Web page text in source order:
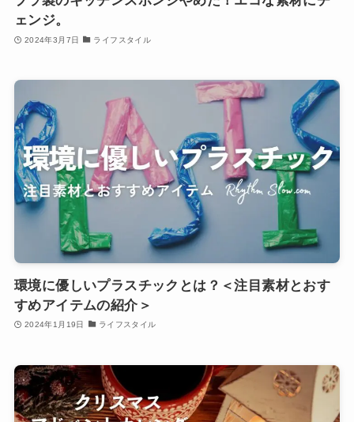
ェンジ。
2024年3月7日 ライフスタイル
環境に優しいプラスチックとは？＜注目素材とおす
すめアイテムの紹介＞
2024年1月19日 ライフスタイル